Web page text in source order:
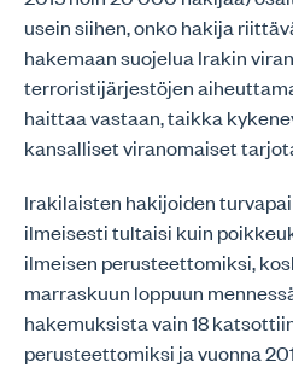
usein siihen, onko hakija
hakemaan suojelua Irakin
terroristijärjestöjen
haittaa vastaan, taikka
kansalliset viranomaiset
Irakilaisten hakijoiden
ilmeisesti tultaisi kuin
ilmeisen perusteettomiksi,
marraskuun loppuun
hakemuksista vain 18
perusteettomiksi ja vuonna